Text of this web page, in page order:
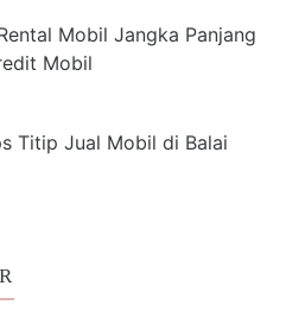
Mobil Jangka Panjang
Mobil
Titip Jual Mobil di Balai